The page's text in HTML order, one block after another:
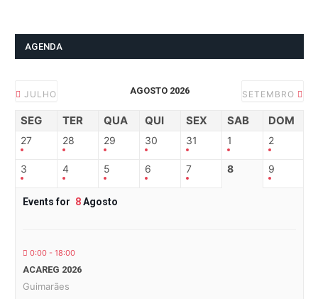
AGENDA
JULHO AGOSTO 2026 SETEMBRO
SEG TER QUA QUI SEX SAB DOM
27 28 29 30 31 1 2
3 4 5 6 7 8 9
Events for 8Agosto
0:00 - 18:00
ACAREG 2026
Guimarães